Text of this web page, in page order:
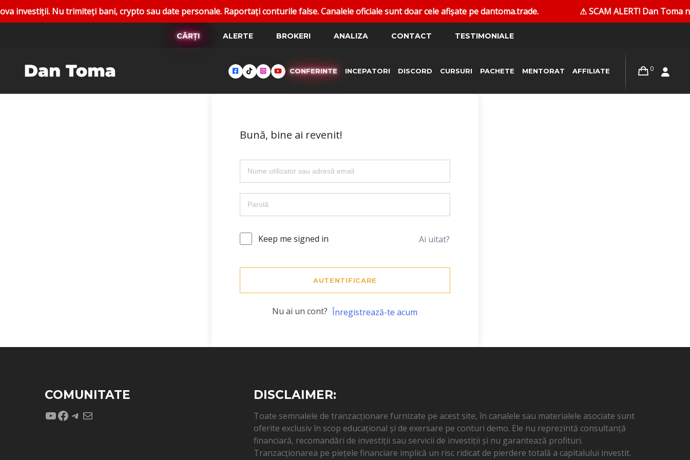
Nu trimiteți bani, crypto sau date personale. Raportați conturile false. Canalele oficiale sunt doar cele afișate pe dantoma.trade. ⚠ SCAM ALERT! Dan Toma
CĂRȚI ALERTE BROKERI ANALIZA CONTACT TESTIMONIALE
0
CONFERINTE INCEPATORI DISCORD CURSURI PACHETE MENTORAT AFFILIATE
Bună, bine ai revenit!
Keep me signed in Ai uitat?
AUTENTIFICARE
Nu ai un cont? Înregistrează-te acum
COMUNITATE
YouTube
Facebook
Telegram
Mail
DISCLAIMER:
Toate semnalele de tranzacționare furnizate pe acest site, în canalele sau materialele asociate sunt
oferite exclusiv în scop educațional și de exersare pe conturi demo. Ele nu reprezintă consultanță
financiară, recomandări de investiții sau servicii de investiții și nu garantează profituri.
Tranzacționarea pe piețele financiare implică un risc ridicat de pierdere totală a capitalului investit.